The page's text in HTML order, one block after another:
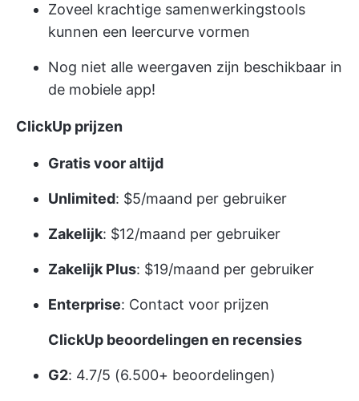
Zoveel krachtige samenwerkingstools
kunnen een leercurve vormen
Nog niet alle weergaven zijn beschikbaar in
de mobiele app!
ClickUp prijzen
Gratis voor altijd
Unlimited: $5/maand per gebruiker
Zakelijk: $12/maand per gebruiker
Zakelijk Plus: $19/maand per gebruiker
Enterprise: Contact voor prijzen
ClickUp beoordelingen en recensies
G2: 4.7/5 (6.500+ beoordelingen)